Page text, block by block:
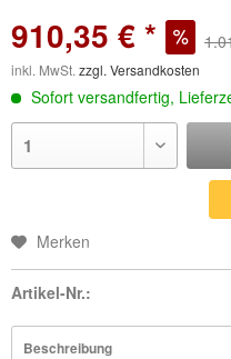
910,35 € *
inkl. MwSt. zzgl. Versandkosten
Sofort versandfertig,
Merken
Artikel-Nr.:
Beschreibung